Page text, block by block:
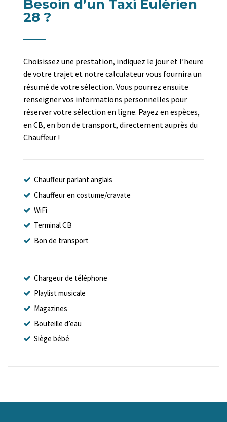
Besoin d’un Taxi Eulérien
28 ?
Choisissez une prestation, indiquez le jour et l’heure
de votre trajet et notre calculateur vous fournira un
résumé de votre sélection. Vous pourrez ensuite
renseigner vos informations personnelles pour
réserver votre sélection en ligne. Payez en espèces,
en CB, en bon de transport, directement auprès du
Chauffeur !
Chauffeur parlant anglais
Chauffeur en costume/cravate
WiFi
Terminal CB
Bon de transport
Chargeur de téléphone
Playlist musicale
Magazines
Bouteille d’eau
Siège bébé